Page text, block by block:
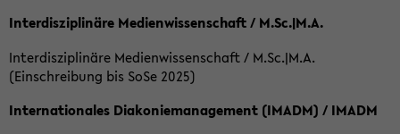
Interdisziplinäre Medienwissenschaft / M.Sc.|M.A.
Interdisziplinäre Medienwissenschaft / M.Sc.|M.A.
(Einschreibung bis SoSe 2025)
Internationales Diakoniemanagement (IMADM) / IMADM